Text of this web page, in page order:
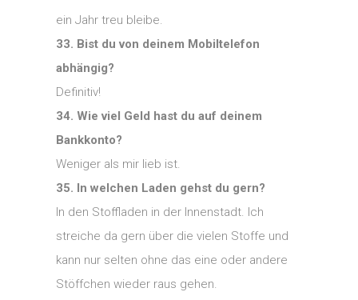
ein Jahr treu bleibe.
33. Bist du von deinem Mobiltelefon
abhängig?
Definitiv!
34. Wie viel Geld hast du auf deinem
Bankkonto?
Weniger als mir lieb ist.
35. In welchen Laden gehst du gern?
In den Stoffladen in der Innenstadt. Ich
streiche da gern über die vielen Stoffe und
kann nur selten ohne das eine oder andere
Stöffchen wieder raus gehen.